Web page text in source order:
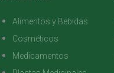
Alimentos y Bebidas
Cosméticos
Medicamentos